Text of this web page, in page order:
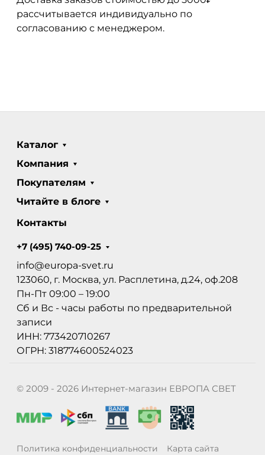
рассчитывается индивидуально по
согласованию с менеджером.
Каталог
Компания
Покупателям
Читайте в блоге
Контакты
+7 (495) 740-09-25
info@europa-svet.ru
123060, г. Москва, ул. Расплетина, д.24, оф.208
Пн-Пт 09:00 – 19:00
Сб и Вс - часы работы по предварительной
записи
ИНН: 773420710267
ОГРН: 318774600524023
© 2009 - 2026 Интернет-магазин ЕВРОПА СВЕТ
Политика конфиденциальности Карта сайта